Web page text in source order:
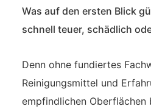
Was auf den ersten Blick
schnell teuer, schädlich
Denn ohne fundiertes
Reinigungsmittel und
empfindlichen Oberflächen